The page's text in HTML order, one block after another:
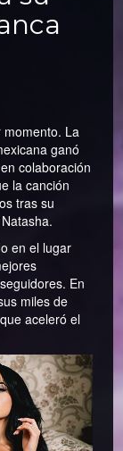
momento. La
ganó
colaboración
la canción
tras su
en el lugar
En
miles de
aceleró el